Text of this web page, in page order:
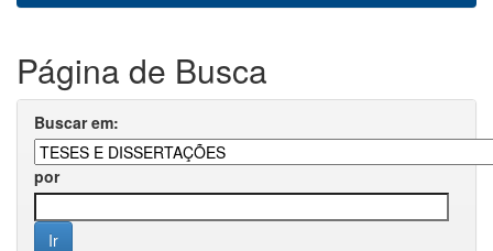
Página de Busca
Buscar em:
por